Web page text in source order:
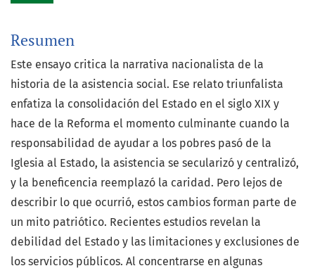
Resumen
Este ensayo critica la narrativa nacionalista de la
historia de la asistencia social. Ese relato triunfalista
enfatiza la consolidación del Estado en el siglo XIX y
hace de la Reforma el momento culminante cuando la
responsabilidad de ayudar a los pobres pasó de la
Iglesia al Estado, la asistencia se secularizó y centralizó,
y la beneficencia reemplazó la caridad. Pero lejos de
describir lo que ocurrió, estos cambios forman parte de
un mito patriótico. Recientes estudios revelan la
debilidad del Estado y las limitaciones y exclusiones de
los servicios públicos. Al concentrarse en algunas